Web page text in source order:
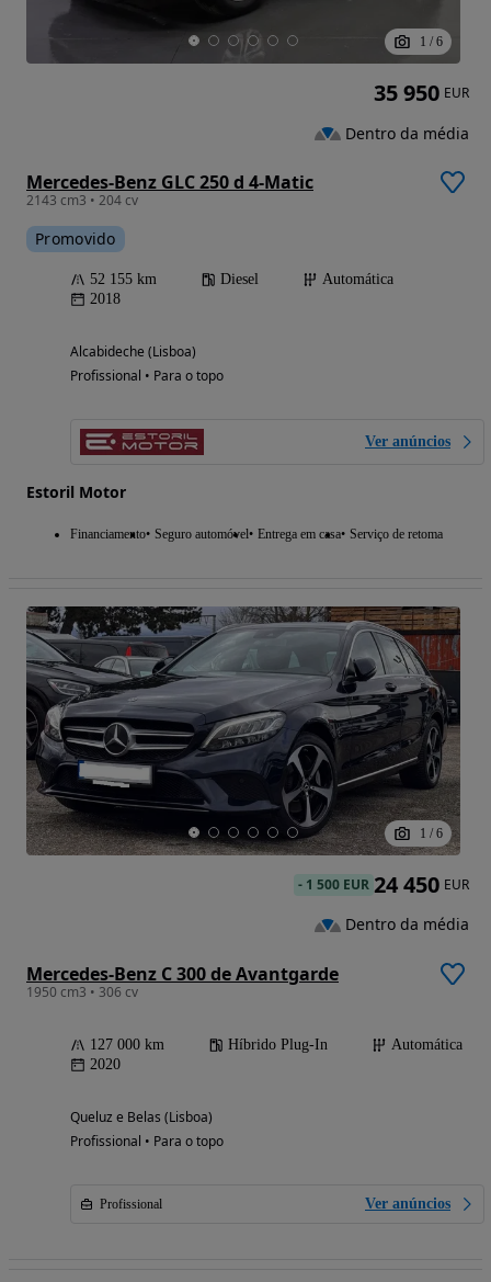
1 / 6
Mercedes-Benz GLC 250 d 4-Matic
2143 cm3 • 204 cv
Promovido
52 155 km Diesel
Automática
2018
Alcabideche (Lisboa)
Profissional • Para o topo
Ver anúncios
Estoril Motor
Financiamento Seguro automóvel Entrega em casa Serviço de retoma
35 950 EUR
Dentro da média
1 / 6
Mercedes-Benz C 300 de Avantgarde
1950 cm3 • 306 cv
127 000 km Híbrido Plug-In
Automática
2020
Queluz e Belas (Lisboa)
Profissional • Para o topo
Profissional Ver anúncios
- 1 500 EUR 24 450 EUR
Dentro da média